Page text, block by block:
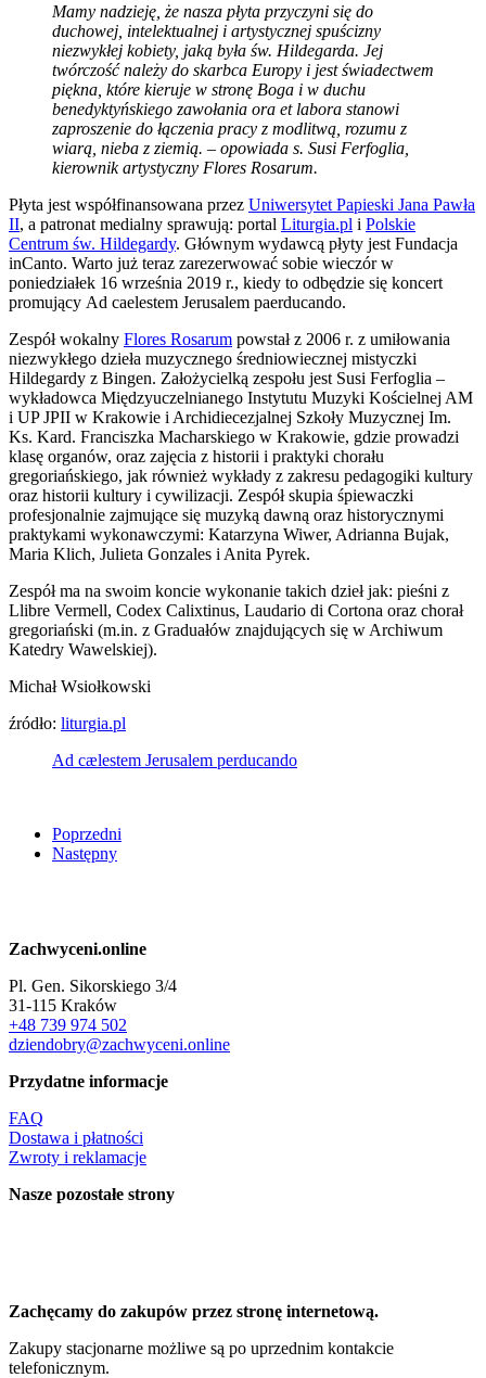
Mamy nadzieję, że nasza płyta przyczyni się do
duchowej, intelektualnej i artystycznej spuścizny
niezwykłej kobiety, jaką była św. Hildegarda. Jej
twórczość należy do skarbca Europy i jest świadectwem
piękna, które kieruje w stronę Boga i w duchu
benedyktyńskiego zawołania ora et labora stanowi
zaproszenie do łączenia pracy z modlitwą, rozumu z
wiarą, nieba z ziemią. ‒ opowiada s. Susi Ferfoglia,
kierownik artystyczny Flores Rosarum.
Płyta jest współfinansowana przez Uniwersytet Papieski Jana Pawła
II, a patronat medialny sprawują: portal Liturgia.pl i Polskie
Centrum św. Hildegardy. Głównym wydawcą płyty jest Fundacja
inCanto. Warto już teraz zarezerwować sobie wieczór w
poniedziałek 16 września 2019 r., kiedy to odbędzie się koncert
promujący Ad caelestem Jerusalem paerducando.
Zespół wokalny Flores Rosarum powstał z 2006 r. z umiłowania
niezwykłego dzieła muzycznego średniowiecznej mistyczki
Hildegardy z Bingen. Założycielką zespołu jest Susi Ferfoglia –
wykładowca Międzyuczelnianego Instytutu Muzyki Kościelnej AM
i UP JPII w Krakowie i Archidiecezjalnej Szkoły Muzycznej Im.
Ks. Kard. Franciszka Macharskiego w Krakowie, gdzie prowadzi
klasę organów, oraz zajęcia z historii i praktyki chorału
gregoriańskiego, jak również wykłady z zakresu pedagogiki kultury
oraz historii kultury i cywilizacji. Zespół skupia śpiewaczki
profesjonalnie zajmujące się muzyką dawną oraz historycznymi
praktykami wykonawczymi: Katarzyna Wiwer, Adrianna Bujak,
Maria Klich, Julieta Gonzales i Anita Pyrek.
Zespół ma na swoim koncie wykonanie takich dzieł jak: pieśni z
Llibre Vermell, Codex Calixtinus, Laudario di Cortona oraz chorał
gregoriański (m.in. z Graduałów znajdujących się w Archiwum
Katedry Wawelskiej).
Michał Wsiołkowski
źródło: liturgia.pl
Ad cælestem Jerusalem perducando
Poprzedni
Następny
Zachwyceni.online
Pl. Gen. Sikorskiego 3/4
31-115 Kraków
+48 739 974 502
dziendobry@zachwyceni.online
Przydatne informacje
FAQ
Dostawa i płatności
Zwroty i reklamacje
Nasze pozostałe strony
Zachęcamy do zakupów przez stronę internetową.
Zakupy stacjonarne możliwe są po uprzednim kontakcie
telefonicznym.